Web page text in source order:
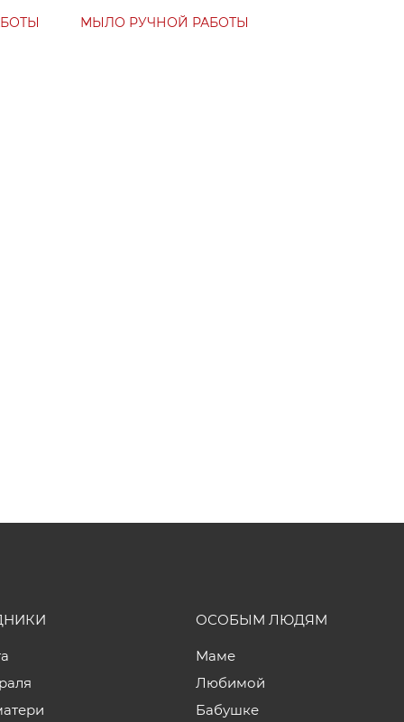
МЫЛО РУЧНОЙ РАБОТЫ
ОСОБЫМ ЛЮДЯМ
Маме
Любимой
Бабушке